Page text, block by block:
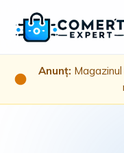
Anunț: